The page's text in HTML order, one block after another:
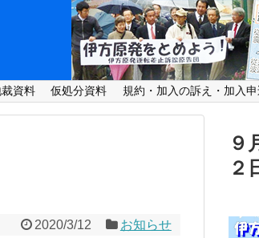
資料 仮処分資料 規約・加入の訴え・加入
2020/3/12 お知らせ
９
２